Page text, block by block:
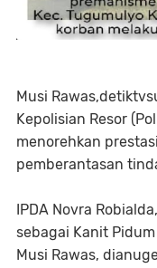
Musi
Kepolisian Resor
menorehkan
pemberantasan
IPDA Novra
sebagai Kanit
Musi Rawas,